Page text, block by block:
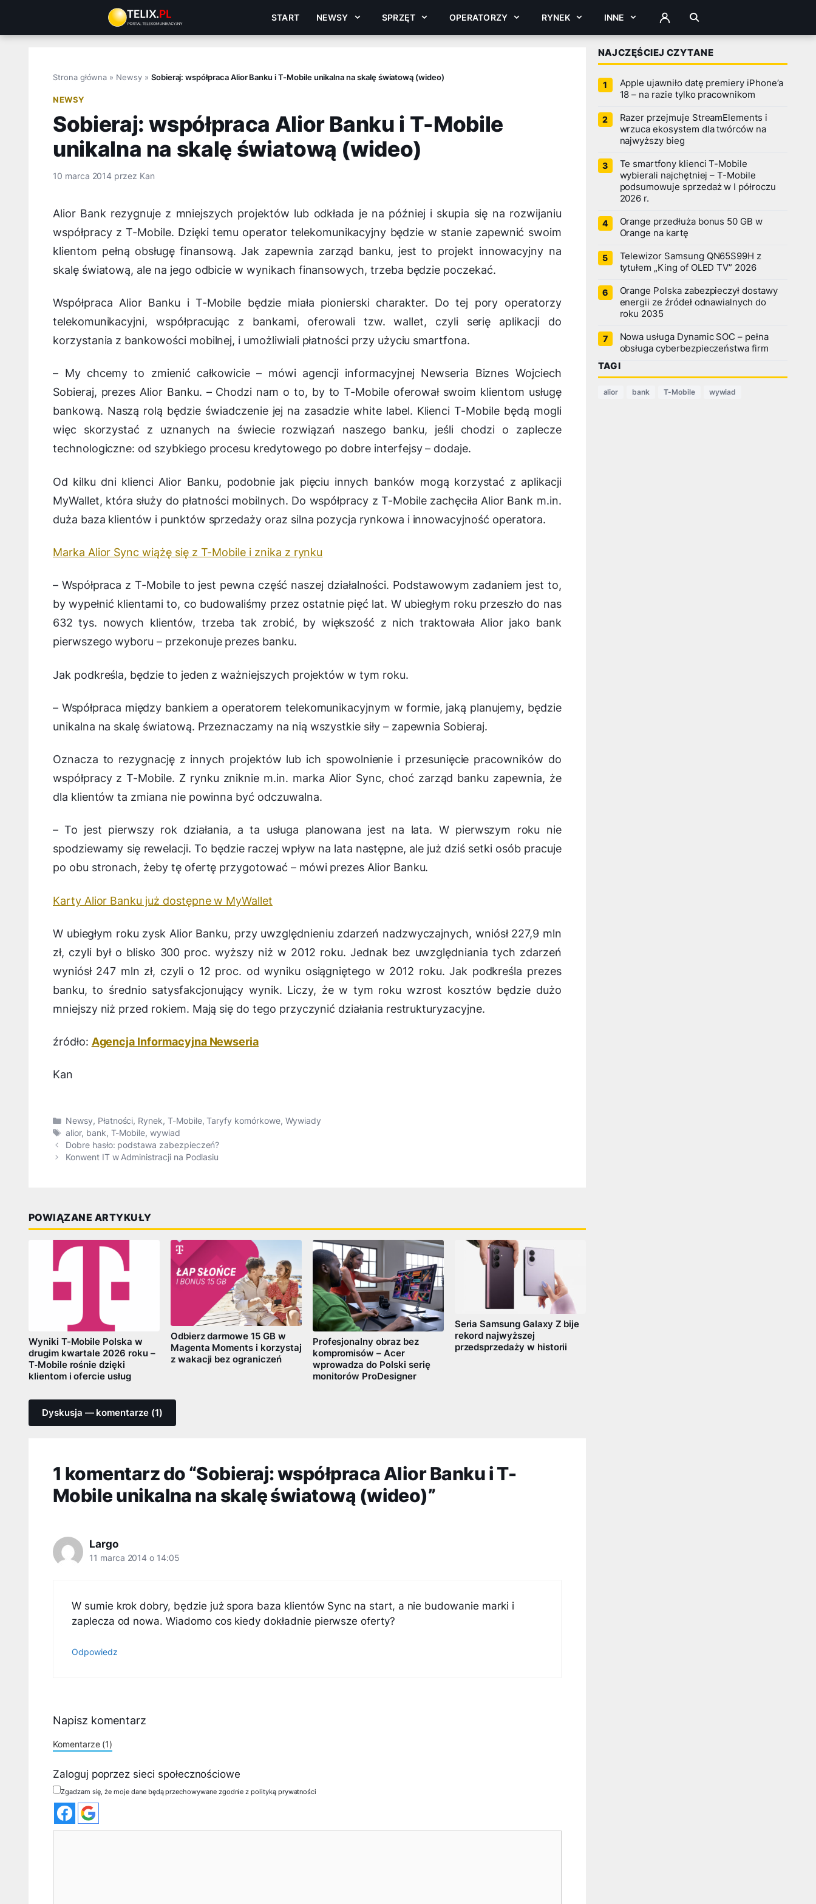
treści
START NEWSY SPRZĘT OPERATORZY RYNEK INNE ZALOGUJ
Strona główna » Newsy» Sobieraj: współpraca Alior Banku i T-Mobile unikalna na skalę światową (wideo)
NEWSY
Sobieraj: współpraca Alior Banku i T-Mobile
unikalna na skalę światową (wideo)
10 marca 2014 przez Kan
Alior Bank rezygnuje z mniejszych projektów lub odkłada je na później i skupia się na rozwijaniu
współpracy z T-Mobile. Dzięki temu operator telekomunikacyjny będzie w stanie zapewnić swoim
klientom pełną obsługę finansową. Jak zapewnia zarząd banku, jest to projekt innowacyjny na
skalę światową, ale na jego odbicie w wynikach finansowych, trzeba będzie poczekać.
Współpraca Alior Banku i T-Mobile będzie miała pionierski charakter. Do tej pory operatorzy
telekomunikacyjni, współpracując z bankami, oferowali tzw. wallet, czyli serię aplikacji do
korzystania z bankowości mobilnej, i umożliwiali płatności przy użyciu smartfona.
– My chcemy to zmienić całkowicie– mówi agencji informacyjnej Newseria Biznes Wojciech
Sobieraj, prezes Alior Banku. – Chodzi nam o to, by to T-Mobile oferował swoim klientom usługę
bankową. Naszą rolą będzie świadczenie jej na zasadzie white label. Klienci T-Mobile będą mogli
więc skorzystać z uznanych na świecie rozwiązań naszego banku, jeśli chodzi o zaplecze
technologiczne: od szybkiego procesu kredytowego po dobre interfejsy– dodaje.
Od kilku dni klienci Alior Banku, podobnie jak pięciu innych banków mogą korzystać z aplikacji
MyWallet, która służy do płatności mobilnych. Do współpracy z T-Mobile zachęciła Alior Bank m.in.
duża baza klientów i punktów sprzedaży oraz silna pozycja rynkowa i innowacyjność operatora.
Marka Alior Sync wiążę się z T-Mobile i znika z rynku
–Współpraca z T-Mobile to jest pewna część naszej działalności. Podstawowym zadaniem jest to,
by wypełnić klientami to, co budowaliśmy przez ostatnie pięć lat. W ubiegłym roku przeszło do nas
632 tys. nowych klientów, trzeba tak zrobić, by większość z nich traktowała Alior jako bank
pierwszego wyboru – przekonuje prezes banku.
Jak podkreśla, będzie to jeden z ważniejszych projektów w tym roku.
–Współpraca między bankiem a operatorem telekomunikacyjnym w formie, jaką planujemy, będzie
unikalna na skalę światową. Przeznaczamy na nią wszystkie siły – zapewnia Sobieraj.
Oznacza to rezygnację z innych projektów lub ich spowolnienie i przesunięcie pracowników do
współpracy z T-Mobile. Z rynku zniknie m.in. marka Alior Sync, choć zarząd banku zapewnia, że
dla klientów ta zmiana nie powinna być odczuwalna.
–To jest pierwszy rok działania, a ta usługa planowana jest na lata. W pierwszym roku nie
spodziewamy się rewelacji. To będzie raczej wpływ na lata następne, ale już dziś setki osób pracuje
po obu stronach, żeby tę ofertę przygotować – mówi prezes Alior Banku.
Karty Alior Banku już dostępne w MyWallet
W ubiegłym roku zysk Alior Banku, przy uwzględnieniu zdarzeń nadzwyczajnych, wniósł 227,9 mln
zł, czyli był o blisko 300 proc. wyższy niż w 2012 roku. Jednak bez uwzględniania tych zdarzeń
wyniósł 247 mln zł, czyli o 12 proc. od wyniku osiągniętego w 2012 roku. Jak podkreśla prezes
banku, to średnio satysfakcjonujący wynik. Liczy, że w tym roku wzrost kosztów będzie dużo
mniejszy niż przed rokiem. Mają się do tego przyczynić działania restrukturyzacyjne.
źródło: Agencja Informacyjna Newseria
Kan
Kategorie
Newsy, Płatności, Rynek, T-Mobile,Taryfy komórkowe, Wywiady
Tagi
alior, bank, T-Mobile,wywiad
Dobre hasło: podstawa zabezpieczeń?
Konwent IT w Administracji na Podlasiu
POWIĄZANE ARTYKUŁY
Wyniki T-Mobile Polska w
drugim kwartale 2026 roku –
T‑Mobile rośnie dzięki
klientom i ofercie usług
Odbierz darmowe 15 GB w
Magenta Moments i korzystaj
z wakacji bez ograniczeń
Profesjonalny obraz bez
kompromisów – Acer
wprowadza do Polski serię
monitorów ProDesigner
Seria Samsung Galaxy Z bije
rekord najwyższej
przedsprzedaży w historii
Dyskusja — komentarze (1)
1 komentarz do “Sobieraj: współpraca Alior Banku i T-
Mobile unikalna na skalę światową (wideo)”
Largo
11 marca 2014 o 14:05
W sumie krok dobry, będzie już spora baza klientów Sync na start, a nie budowanie marki i
zaplecza od nowa. Wiadomo cos kiedy dokładnie pierwsze oferty?
Odpowiedz
Napisz komentarz
Komentarze (1)
Zaloguj poprzez sieci społecznościowe
Zgadzam się, że moje dane będą przechowywane zgodnie z polityką prywatności
NAJCZĘŚCIEJ CZYTANE
Apple ujawniło datę premiery iPhone’a
18 – na razie tylko pracownikom
Razer przejmuje StreamElements i
wrzuca ekosystem dla twórców na
najwyższy bieg
Te smartfony klienci T-Mobile
wybierali najchętniej – T-Mobile
podsumowuje sprzedaż w I półroczu
2026 r.
Orange przedłuża bonus 50 GB w
Orange na kartę
Telewizor Samsung QN65S99H z
tytułem „King of OLED TV” 2026
Orange Polska zabezpieczył dostawy
energii ze źródeł odnawialnych do
roku 2035
Nowa usługa Dynamic SOC – pełna
obsługa cyberbezpieczeństwa firm
TAGI
alior bank T-Mobile wywiad